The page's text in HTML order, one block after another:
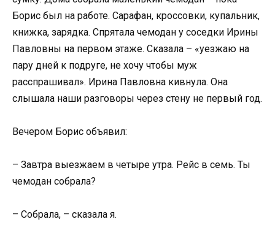
Борис был на работе. Сарафан, кроссовки, купальник,
книжка, зарядка. Спрятала чемодан у соседки Ирины
Павловны на первом этаже. Сказала – «уезжаю на
пару дней к подруге, не хочу чтобы муж
расспрашивал». Ирина Павловна кивнула. Она
слышала наши разговоры через стену не первый год.
Вечером Борис объявил:
– Завтра выезжаем в четыре утра. Рейс в семь. Ты
чемодан собрала?
– Собрала, – сказала я.